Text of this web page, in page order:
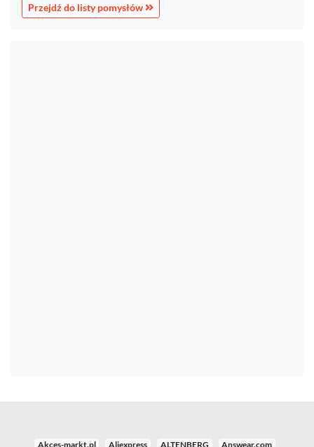
Przejdź do listy pomysłów
Akces-markt.pl Aliexpress ALTENBERG
Answear.com